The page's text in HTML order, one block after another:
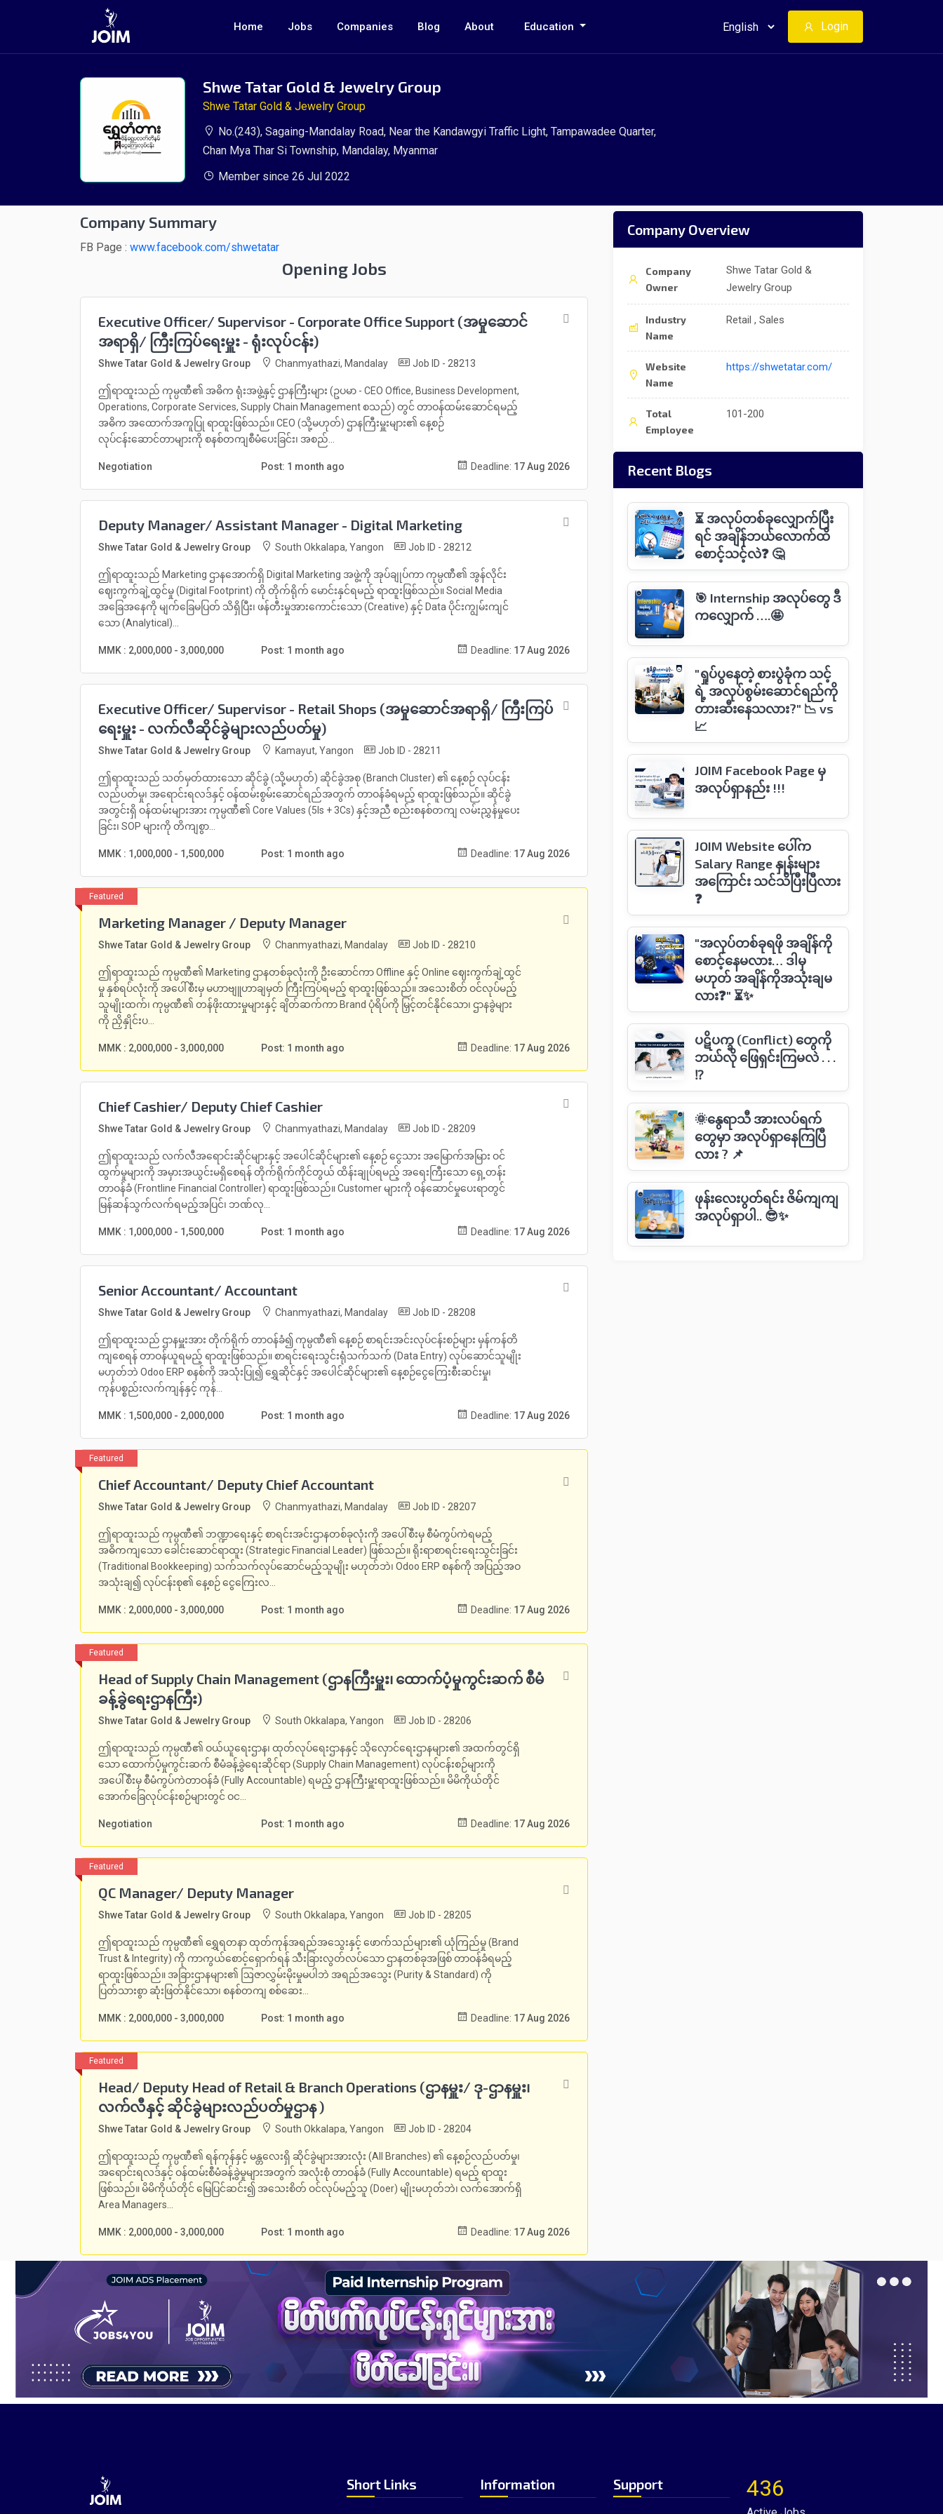
Home Jobs Companies Blog About Education Login
Shwe Tatar Gold & Jewelry Group
Shwe Tatar Gold & Jewelry Group
No.(243), Sagaing-Mandalay Road, Near the Kandawgyi Traffic Light, Tampawadee Quarter,
Chan Mya Thar Si Township, Mandalay, Myanmar
Member since 26 Jul 2022
Company Summary
FB Page : www.facebook.com/shwetatar
Opening Jobs
Executive Officer/ Supervisor - Corporate Office Support (အမှုဆောင်
အရာရှိ/ ကြီးကြပ်ရေးမှူး - ရုံးလုပ်ငန်း)
Shwe Tatar Gold & Jewelry Group Chanmyathazi, Mandalay Job ID - 28213
ဤရာထူးသည် ကုမ္ပဏီ၏ အဓိက ရုံးအဖွဲ့နှင့် ဌာနကြီးများ (ဥပမာ - CEO Office, Business Development,
Operations, Corporate Services, Supply Chain Management စသည်) တွင် တာဝန်ထမ်းဆောင်ရမည့်
အဓိက အထောက်အကူပြု ရာထူးဖြစ်သည်။ CEO (သို့မဟုတ်) ဌာနကြီးမှူးများ၏ နေ့စဉ်
လုပ်ငန်းဆောင်တာများကို စနစ်တကျစီမံပေးခြင်း၊ အစည်...
Negotiation Post: 1 month ago Deadline: 17 Aug 2026
Deputy Manager/ Assistant Manager - Digital Marketing
Shwe Tatar Gold & Jewelry Group South Okkalapa, Yangon Job ID - 28212
ဤရာထူးသည် Marketing ဌာနအောက်ရှိ Digital Marketing အဖွဲ့ကို အုပ်ချုပ်ကာ ကုမ္ပဏီ၏ အွန်လိုင်း
ဈေးကွက်ချဲ့ထွင်မှု (Digital Footprint) ကို တိုက်ရိုက် မောင်းနှင်ရမည့် ရာထူးဖြစ်သည်။ Social Media
အခြေအနေကို မျက်ခြေမပြတ် သိရှိပြီး၊ ဖန်တီးမှုအားကောင်းသော (Creative) နှင့် Data ပိုင်းကျွမ်းကျင်
သော (Analytical)...
MMK : 2,000,000 - 3,000,000 Post: 1 month ago Deadline: 17 Aug 2026
Executive Officer/ Supervisor - Retail Shops (အမှုဆောင်အရာရှိ/ ကြီးကြပ်
ရေးမှူး - လက်လီဆိုင်ခွဲများလည်ပတ်မှု)
Shwe Tatar Gold & Jewelry Group Kamayut, Yangon Job ID - 28211
ဤရာထူးသည် သတ်မှတ်ထားသော ဆိုင်ခွဲ (သို့မဟုတ်) ဆိုင်ခွဲအစု (Branch Cluster) ၏ နေ့စဉ် လုပ်ငန်း
လည်ပတ်မှု၊ အရောင်းရလဒ်နှင့် ဝန်ထမ်းစွမ်းဆောင်ရည်အတွက် တာဝန်ခံရမည့် ရာထူးဖြစ်သည်။ ဆိုင်ခွဲ
အတွင်းရှိ ဝန်ထမ်းများအား ကုမ္ပဏီ၏ Core Values (5Is + 3Cs) နှင့်အညီ စည်းစနစ်တကျ လမ်းညွှန်မှုပေး
ခြင်း၊ SOP များကို တိကျစွာ...
MMK : 1,000,000 - 1,500,000 Post: 1 month ago Deadline: 17 Aug 2026
Marketing Manager / Deputy Manager
Shwe Tatar Gold & Jewelry Group Chanmyathazi, Mandalay Job ID - 28210
ဤရာထူးသည် ကုမ္ပဏီ၏ Marketing ဌာနတစ်ခုလုံးကို ဦးဆောင်ကာ Offline နှင့် Online ဈေးကွက်ချဲ့ထွင်
မှု နှစ်ရပ်လုံးကို အပေါ်စီးမှ မဟာဗျူဟာချမှတ် ကြီးကြပ်ရမည့် ရာထူးဖြစ်သည်။ အသေးစိတ် ဝင်လုပ်မည့်
သူမျိုးထက်၊ ကုမ္ပဏီ၏ တန်ဖိုးထားမှုများနှင့် ချိတ်ဆက်ကာ Brand ပုံရိပ်ကို မြှင့်တင်နိုင်သော၊ ဌာနခွဲများ
ကို ညှိနှိုင်းပ...
MMK : 2,000,000 - 3,000,000 Post: 1 month ago Deadline: 17 Aug 2026
Chief Cashier/ Deputy Chief Cashier
Shwe Tatar Gold & Jewelry Group Chanmyathazi, Mandalay Job ID - 28209
ဤရာထူးသည် လက်လီအရောင်းဆိုင်များနှင့် အပေါင်ဆိုင်များ၏ နေ့စဉ် ငွေသား အမြောက်အမြား ဝင်
ထွက်မှုများကို အမှားအယွင်းမရှိစေရန် တိုက်ရိုက်ကိုင်တွယ် ထိန်းချုပ်ရမည့် အရေးကြီးသော ရှေ့တန်း
တာဝန်ခံ (Frontline Financial Controller) ရာထူးဖြစ်သည်။ Customer များကို ဝန်ဆောင်မှုပေးရာတွင်
မြန်ဆန်သွက်လက်ရမည့်အပြင်၊ ဘဏ်လု...
MMK : 1,000,000 - 1,500,000 Post: 1 month ago Deadline: 17 Aug 2026
Senior Accountant/ Accountant
Shwe Tatar Gold & Jewelry Group Chanmyathazi, Mandalay Job ID - 28208
ဤရာထူးသည် ဌာနမှူးအား တိုက်ရိုက် တာဝန်ခံ၍ ကုမ္ပဏီ၏ နေ့စဉ် စာရင်းအင်းလုပ်ငန်းစဉ်များ မှန်ကန်တိ
ကျစေရန် တာဝန်ယူရမည့် ရာထူးဖြစ်သည်။ စာရင်းရေးသွင်းရုံသက်သက် (Data Entry) လုပ်ဆောင်သူမျိုး
မဟုတ်ဘဲ Odoo ERP စနစ်ကို အသုံးပြု၍ ရွှေဆိုင်နှင့် အပေါင်ဆိုင်များ၏ နေ့စဉ်ငွေကြေးစီးဆင်းမှု၊
ကုန်ပစ္စည်းလက်ကျန်နှင့် ကုန်...
MMK : 1,500,000 - 2,000,000 Post: 1 month ago Deadline: 17 Aug 2026
Chief Accountant/ Deputy Chief Accountant
Shwe Tatar Gold & Jewelry Group Chanmyathazi, Mandalay Job ID - 28207
ဤရာထူးသည် ကုမ္ပဏီ၏ ဘဏ္ဍာရေးနှင့် စာရင်းအင်းဌာနတစ်ခုလုံးကို အပေါ်စီးမှ စီမံကွပ်ကဲရမည့်
အဓိကကျသော ခေါင်းဆောင်ရာထူး (Strategic Financial Leader) ဖြစ်သည်။ ရိုးရာစာရင်းရေးသွင်းခြင်း
(Traditional Bookkeeping) သက်သက်လုပ်ဆောင်မည့်သူမျိုး မဟုတ်ဘဲ၊ Odoo ERP စနစ်ကို အပြည့်အဝ
အသုံးချ၍ လုပ်ငန်းစု၏ နေ့စဉ် ငွေကြေးလ...
MMK : 2,000,000 - 3,000,000 Post: 1 month ago Deadline: 17 Aug 2026
Head of Supply Chain Management (ဌာနကြီးမှူး၊ ထောက်ပံ့မှုကွင်းဆက် စီမံ
ခန့်ခွဲရေးဌာနကြီး)
Shwe Tatar Gold & Jewelry Group South Okkalapa, Yangon Job ID - 28206
ဤရာထူးသည် ကုမ္ပဏီ၏ ဝယ်ယူရေးဌာန၊ ထုတ်လုပ်ရေးဌာနနှင့် သိုလှောင်ရေးဌာနများ၏ အထက်တွင်ရှိ
သော ထောက်ပံ့မှုကွင်းဆက် စီမံခန့်ခွဲရေးဆိုင်ရာ (Supply Chain Management) လုပ်ငန်းစဉ်များကို
အပေါ်စီးမှ စီမံကွပ်ကဲတာဝန်ခံ (Fully Accountable) ရမည့် ဌာနကြီးမှူးရာထူးဖြစ်သည်။ မိမိကိုယ်တိုင်
အောက်ခြေလုပ်ငန်းစဉ်များတွင် ဝင...
Negotiation Post: 1 month ago Deadline: 17 Aug 2026
QC Manager/ Deputy Manager
Shwe Tatar Gold & Jewelry Group South Okkalapa, Yangon Job ID - 28205
ဤရာထူးသည် ကုမ္ပဏီ၏ ရွှေရတနာ ထုတ်ကုန်အရည်အသွေးနှင့် ဖောက်သည်များ၏ ယုံကြည်မှု (Brand
Trust & Integrity) ကို ကာကွယ်စောင့်ရှောက်ရန် သီးခြားလွတ်လပ်သော ဌာနတစ်ခုအဖြစ် တာဝန်ခံရမည့်
ရာထူးဖြစ်သည်။ အခြားဌာနများ၏ ဩဇာလွှမ်းမိုးမှုမပါဘဲ အရည်အသွေး (Purity & Standard) ကို
ပြတ်သားစွာ ဆုံးဖြတ်နိုင်သော၊ စနစ်တကျ စစ်ဆေး...
MMK : 2,000,000 - 3,000,000 Post: 1 month ago Deadline: 17 Aug 2026
Head/ Deputy Head of Retail & Branch Operations (ဌာနမှူး/ ဒု-ဌာနမှူး၊
လက်လီနှင့် ဆိုင်ခွဲများလည်ပတ်မှုဌာန )
Shwe Tatar Gold & Jewelry Group South Okkalapa, Yangon Job ID - 28204
ဤရာထူးသည် ကုမ္ပဏီ၏ ရန်ကုန်နှင့် မန္တလေးရှိ ဆိုင်ခွဲများအားလုံး (All Branches) ၏ နေ့စဉ်လည်ပတ်မှု၊
အရောင်းရလဒ်နှင့် ဝန်ထမ်းစီမံခန့်ခွဲမှုများအတွက် အလုံးစုံ တာဝန်ခံ (Fully Accountable) ရမည့် ရာထူး
ဖြစ်သည်။ မိမိကိုယ်တိုင် မြေပြင်ဆင်း၍ အသေးစိတ် ဝင်လုပ်မည့်သူ (Doer) မျိုးမဟုတ်ဘဲ၊ လက်အောက်ရှိ
Area Managers...
MMK : 2,000,000 - 3,000,000 Post: 1 month ago Deadline: 17 Aug 2026
Company Overview
Company
Owner
Shwe Tatar Gold &
Jewelry Group
Industry
Name
Retail , Sales
Website
Name
https://shwetatar.com/
Total
Employee
101-200
Recent Blogs
⏳ အလုပ်တစ်ခုလျှောက်ပြီး
ရင် အချိန်ဘယ်လောက်ထိ
စောင့်သင့်လဲ❓ 🤔
🎯 Internship အလုပ်တွေ ဒီ
ကလျှောက် ….🤩
"ရှုပ်ပွနေတဲ့ စားပွဲခုံက သင့်
ရဲ့ အလုပ်စွမ်းဆောင်ရည်ကို
တားဆီးနေသလား?" 📉 vs
📈
JOIM Facebook Page မှ
အလုပ်ရှာနည်း !!!
JOIM Website ပေါ်က
Salary Range နှုန်းများ
အကြောင်း သင်သိပြီးပြီလား
❓
"အလုပ်တစ်ခုရဖို အချိန်ကို
စောင့်နေမလား… ဒါမှ
မဟုတ် အချိန်ကိုအသုံးချမ
လား❓" ⏳✨
ပဋိပက္ခ (Conflict) တွေကို
ဘယ်လို ဖြေရှင်းကြမလဲ . . .
⁉️
🌞နွေရာသီ အားလပ်ရက်
တွေမှာ အလုပ်ရှာနေကြပြီ
လား ? 📌
ဖုန်းလေးပွတ်ရင်း ဇိမ်ကျကျ
အလုပ်ရှာပါ.. 😎✨
Short Links Information Support 436